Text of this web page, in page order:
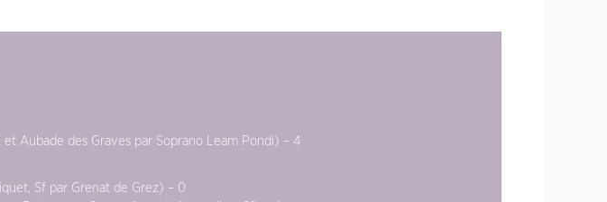
Aubade des Graves par Soprano Leam Pondi) – 4
Sf par Grenat de Grez) – 0